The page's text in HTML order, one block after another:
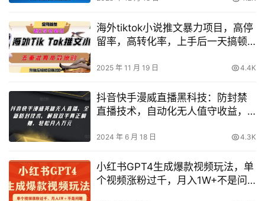
海外tiktok小说推文暴力项目，高停
留率，高转化率，上手后一天搞顿
2025 年 11 月 19 日 4.4K
抖音快手漫威直播黑科技：防封禁
直播技术，自动化无人值守收益，
2024 年 6 月 18 日 4.3K
小红书GPT4生成爆款视频玩法，单
个视频涨粉过千，月入1W+不是问